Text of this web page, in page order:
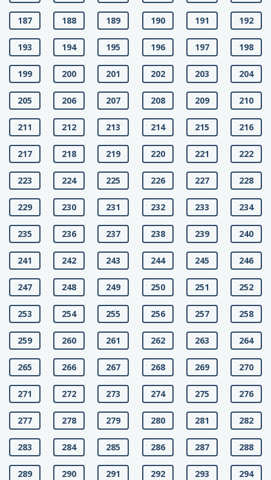
187 188 189 190 191 192
193 194 195 196 197 198
199 200 201 202 203 204
205 206 207 208 209 210
211 212 213 214 215 216
217 218 219 220 221 222
223 224 225 226 227 228
229 230 231 232 233 234
235 236 237 238 239 240
241 242 243 244 245 246
247 248 249 250 251 252
253 254 255 256 257 258
259 260 261 262 263 264
265 266 267 268 269 270
271 272 273 274 275 276
277 278 279 280 281 282
283 284 285 286 287 288
289 290 291 292 293 294